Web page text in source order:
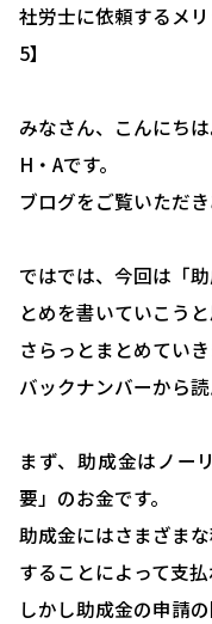
社労士に依頼するメ
5】
みなさん、こんにちは
H・Aです。
ブログをご覧いただ
ではでは、今回は「
とめを書いていこうと
さらっとまとめてい
バックナンバーから読
まず、助成金はノー
要」のお金です。
助成金にはさまざま
することによって支払
しかし助成金の申請